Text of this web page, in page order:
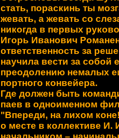
стать, пораскинь ты
жевать, а же­вать со
никогда в первых
Игорь Иванович
ответственность за
научила вести за
преодолению немалых
портного конвейера.
Где должен быть
паев в одноименном
"Впереди, на лихом
о месте в коллек­тиве